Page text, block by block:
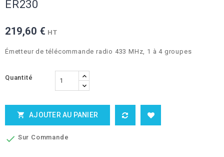
ER230
219,60 € HT
Émetteur de télécommande radio 433 MHz, 1 à 4 groupes
Quantité
 AJOUTER AU PANIER
 Sur Commande